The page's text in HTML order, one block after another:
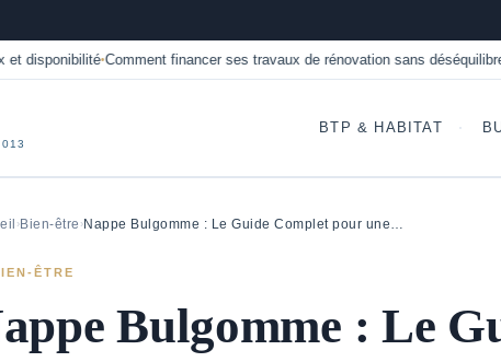
•Comment financer ses travaux de rénovation sans déséquilibrer son
BTP & HABITAT
›Bien-être ›Nappe Bulgomme : Le Guide Complet pour une…
ÊTRE
Bulgomme : Le